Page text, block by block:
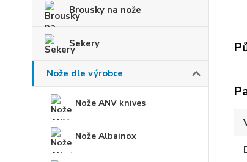
Brousky na nože
Sekery
Nože dle výrobce
Nože ANV knives
Nože Albainox